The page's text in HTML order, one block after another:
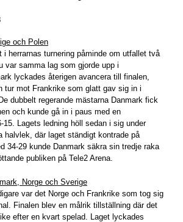
och Polen
i herrarnas turnering påminde om utfallet två
var samma lag som gjorde upp i
lyckades återigen avancera till finalen,
tur mot Frankrike som glatt gav sig in i
dubbelt regerande mästarna Danmark fick
och kunde gå in i paus med en
15. Lagets ledning höll sedan i sig under
halvlek, där laget ständigt kontrade på
34-29 kunde Danmark säkra sin tredje raka
publiken på Tele2 Arena.
Norge och Sverige
var det Norge och Frankrike som tog sig
Finalen blev en målrik tillställning där det
efter en kvart spelad. Laget lyckades